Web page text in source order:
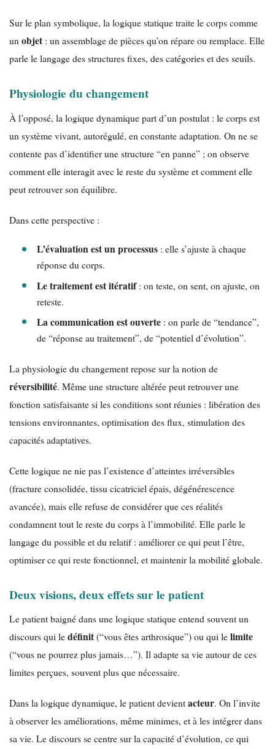
Sur le plan symbolique, la logique statique traite le corps comme
unobjet : un assemblage de pièces qu’on répare ou remplace. Elle
parle le langage des structures fixes, des catégories et des seuils.
Physiologie du changement
À l’opposé, la logique dynamique part d’un postulat : le corps est
un système vivant, autorégulé, en constante adaptation. On ne se
contente pas d’identifier une structure “en panne” ; on observe
comment elle interagit avec le reste du système et comment elle
peut retrouver son équilibre.
Dans cette perspective :
L’évaluation est un processus : elle s’ajuste à chaque
réponse du corps.
Le traitement est itératif: on teste, on sent, on ajuste, on
reteste.
La communication est ouverte : on parle de “tendance”,
de “réponse au traitement”, de “potentiel d’évolution”.
La physiologie du changement repose sur la notion de
réversibilité. Même une structure altérée peut retrouver une
fonction satisfaisante si les conditions sont réunies : libération des
tensions environnantes, optimisation des flux, stimulation des
capacités adaptatives.
Cette logique ne nie pas l’existence d’atteintes irréversibles
(fracture consolidée, tissu cicatriciel épais, dégénérescence
avancée), mais elle refuse de considérer que ces réalités
condamnent tout le reste du corps à l’immobilité. Elle parle le
langage du possible et du relatif : améliorer ce qui peut l’être,
optimiser ce qui reste fonctionnel, et maintenir la mobilité globale.
Deux visions, deux effets sur le patient
Le patient baigné dans une logique statique entend souvent un
discours qui ledéfinit(“vous êtes arthrosique”) ou qui lelimite
(“vous ne pourrez plus jamais…”). Il adapte sa vie autour de ces
limites perçues, souvent plus que nécessaire.
Dans la logique dynamique, le patient devientacteur. On l’invite
à observer les améliorations, même minimes, et à les intégrer dans
sa vie. Le discours se centre sur la capacité d’évolution, ce qui